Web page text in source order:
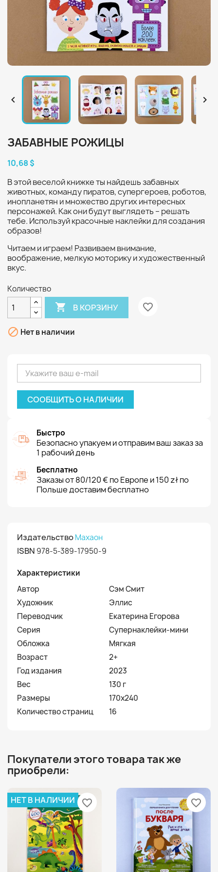
 
ЗАБАВНЫЕ РОЖИЦЫ
10,68 $
В этой веселой книжке ты найдешь забавных
животных, команду пиратов, супергероев, роботов,
инопланетян и множество других интересных
персонажей. Как они будут выглядеть – решать
тебе. Используй красочные наклейки для создания
образов!
Читаем и играем! Развиваем внимание,
воображение, мелкую моторику и художественный
вкус.
Количество
 В КОРЗИНУ favorite_border
 Нет в наличии
СООБЩИТЬ О НАЛИЧИИ
Быстро
Безопасно упакуем и отправим ваш заказ за
1 рабочий день
Бесплатно
Заказы от 80/120 € по Европе и 150 zł по
Польше доставим бесплатно
ИздательствоМахаон
ISBN 978-5-389-17950-9
Характеристики
Автор
Сэм Смит
Художник
Эллис
Переводчик
Екатерина Егорова
Серия
Супернаклейки-мини
Обложка
Мягкая
Возраст
2+
Год издания
2023
Вес
130 г
Размеры
170х240
Количество страниц
16
Покупатели этого товара так же
приобрели:
НЕТ В НАЛИЧИИ favorite_border favorite_border